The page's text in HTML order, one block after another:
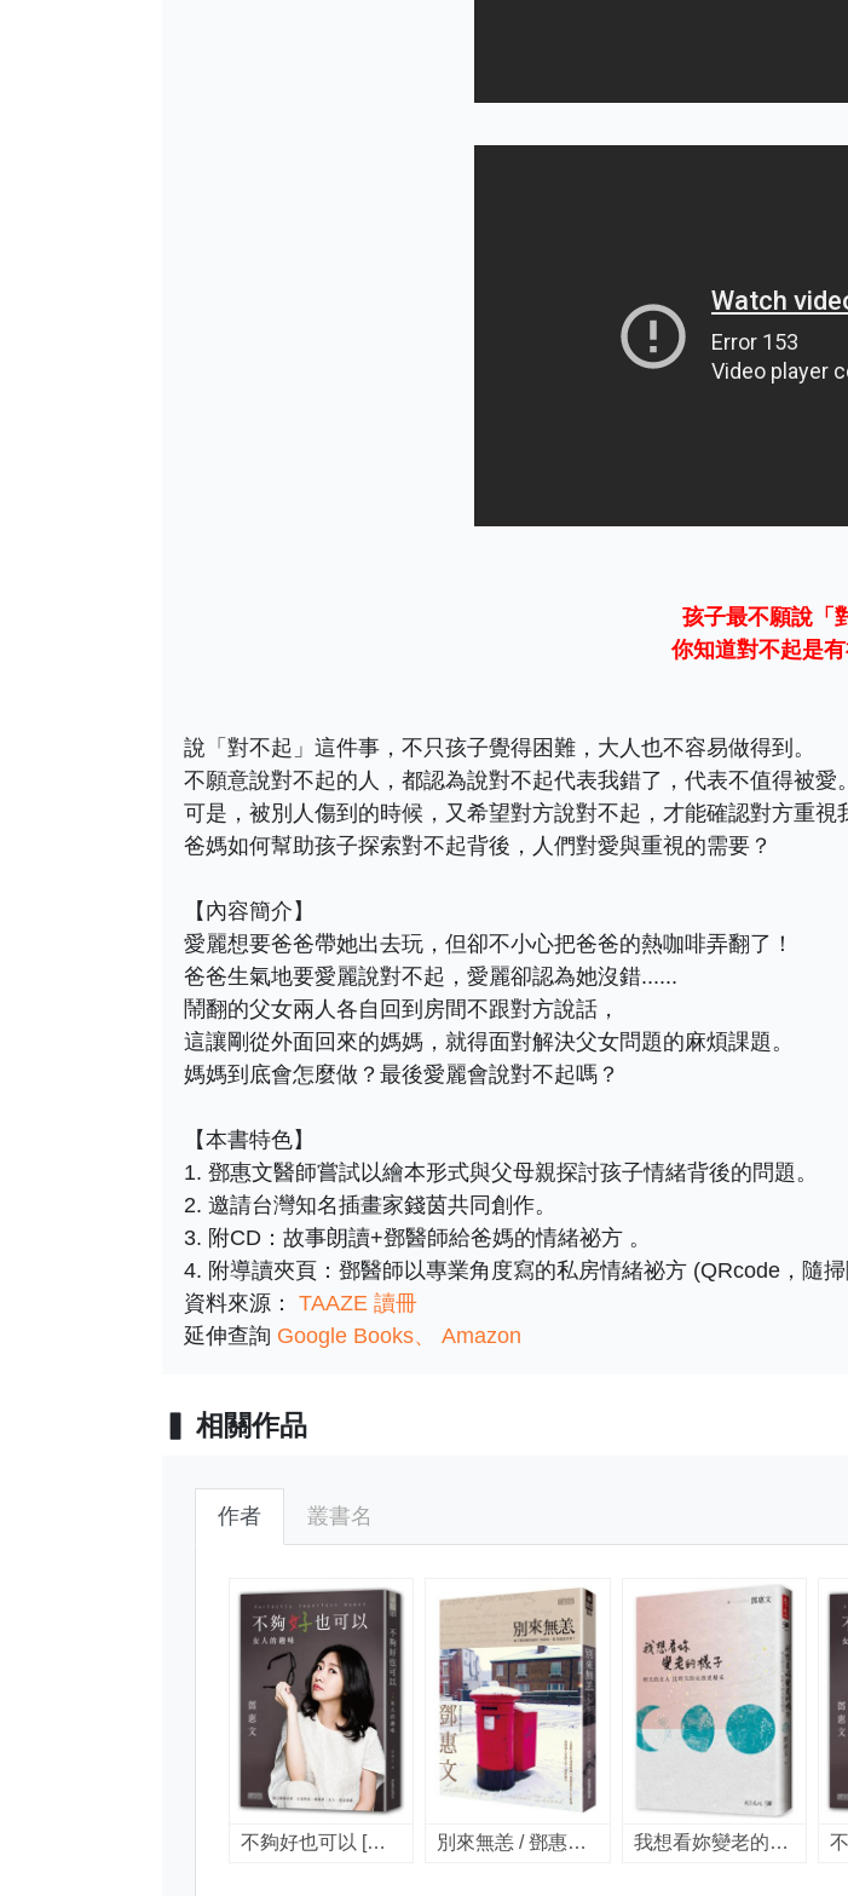
孩子最不願說「
你知道對不起是
說「對不起」這件事，不只孩子覺得困難，大人也不容易做得到。
不願意說對不起的人，都認為說對不起代表我錯了，代表不值得被愛。
可是，被別人傷到的時候，又希望對方說對不起，才能確認對方重視
爸媽如何幫助孩子探索對不起背後，人們對愛與重視的需要？
【內容簡介】
愛麗想要爸爸帶她出去玩，但卻不小心把爸爸的熱咖啡弄翻了！
爸爸生氣地要愛麗說對不起，愛麗卻認為她沒錯......
鬧翻的父女兩人各自回到房間不跟對方說話，
這讓剛從外面回來的媽媽，就得面對解決父女問題的麻煩課題。
媽媽到底會怎麼做？最後愛麗會說對不起嗎？
【本書特色】
1. 鄧惠文醫師嘗試以繪本形式與父母親探討孩子情緒背後的問題。
2. 邀請台灣知名插畫家錢茵共同創作。
3. 附CD：故事朗讀+鄧醫師給爸媽的情緒祕方 。
4. 附導讀夾頁：鄧醫師以專業角度寫的私房情緒祕方 (QRcode，隨
資料來源： TAAZE 讀冊
延伸查詢 Google Books Amazon
相關作品
作者 叢書名
不夠好也可以 [電子書] : 女人的趣味 / 鄧惠文著 別來無恙 / 鄧惠文 文/攝影. 我想看妳變老的樣子 [電子書] : 明天的女人 比昨天的女孩更精采 / 鄧惠文著